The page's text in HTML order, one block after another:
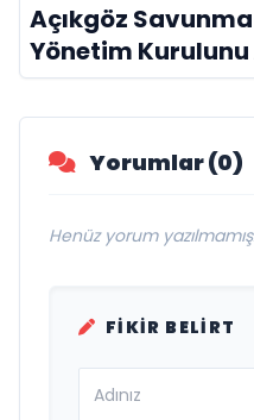
Açıkgöz
Yönetim Kurulunu
Savunma
Vurgusu
Yorumlar (0)
Henüz yorum
FIKIR BELIRT